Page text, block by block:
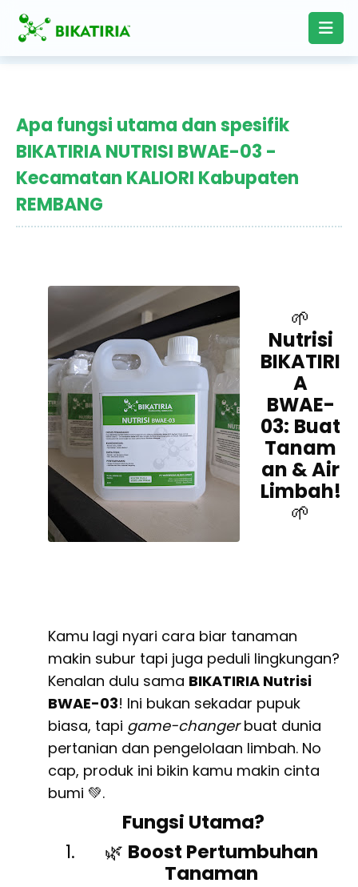
Apa fungsi utama dan spesifik
BIKATIRIA NUTRISI BWAE-03 -
Kecamatan KALIORI Kabupaten
REMBANG
🌱
Nutrisi
BIKATIRI
A
BWAE-
03: Buat
Tanam
an & Air
Limbah!
🌱
Kamu lagi nyari cara biar tanaman
makin subur tapi juga peduli lingkungan?
Kenalan dulu sama BIKATIRIA Nutrisi
BWAE-03! Ini bukan sekadar pupuk
biasa, tapi game-changerbuat dunia
pertanian dan pengelolaan limbah. No
cap, produk ini bikin kamu makin cinta
bumi 💚.
Fungsi Utama?
🌿 Boost Pertumbuhan
Tanaman